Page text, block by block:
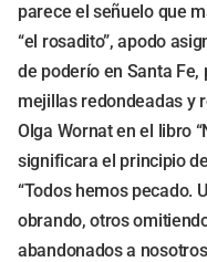
parece el señuelo que
“el rosadito”, apodo
de poderío en Santa Fe,
mejillas redondeadas y
Olga Wornat en el libro
significara el principio
“Todos hemos pecado.
obrando, otros
abandonados a